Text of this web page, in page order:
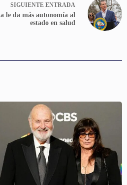
SIGUIENTE ENTRADA
le da más autonomía al
estado en salud